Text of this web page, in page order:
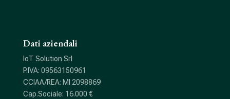
Dati aziendali
IoT Solution Srl
P.IVA: 09563150961
CCIAA/REA: MI 2098869
Cap.Sociale: 16.000 €